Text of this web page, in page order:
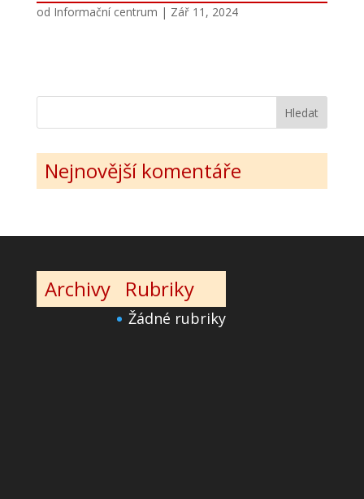
od Informační centrum | Zář 11, 2024
Nejnovější komentáře
Archivy Rubriky
Žádné rubriky